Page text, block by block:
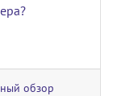
обзор